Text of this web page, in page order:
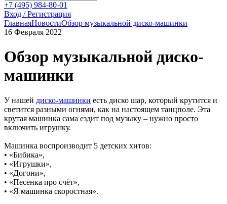
+7 (495) 984-80-01
Вход / Регистрация
ГлавнаяНовостиОбзор музыкальной диско-машинки
16 Февраля 2022
Обзор музыкальной диско-
машинки
У нашей диско-машинки есть диско шар, который крутится и
светится разными огнями, как на настоящем танцполе. Эта
крутая машинка сама ездит под музыку – нужно просто
включить игрушку.
Машинка воспроизводит 5 детских хитов:
• «Бибика»,
• «Игрушки»,
• «Догони»,
• «Песенка про счёт»,
• «Я машинка скоростная».